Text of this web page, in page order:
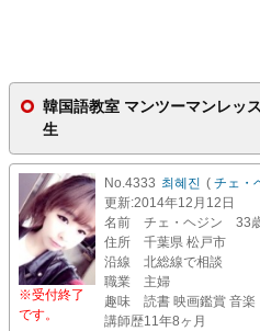
韓国語教室 マンツーマンレッ
生
※受付終了
です。
No.4333 최혜진 ( チェ・
更新:2014年12月12日
名前
チェ・ヘジン 33
住所
千葉県 松戸市
沿線
北総線で相談
職業
主婦
趣味
読書 映画鑑賞 音楽
講師歴11年8ヶ月